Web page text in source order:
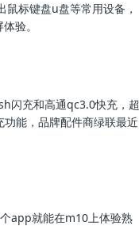
标键盘u盘等常用设备，
验。
闪充和高通qc3.0快充，超
能，品牌配件商绿联最近
app就能在m10上体验熟